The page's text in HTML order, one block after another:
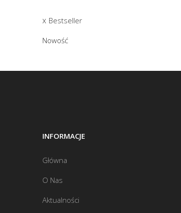
Bestseller
Nowość
INFORMACJE
Główna
O Nas
Aktualności